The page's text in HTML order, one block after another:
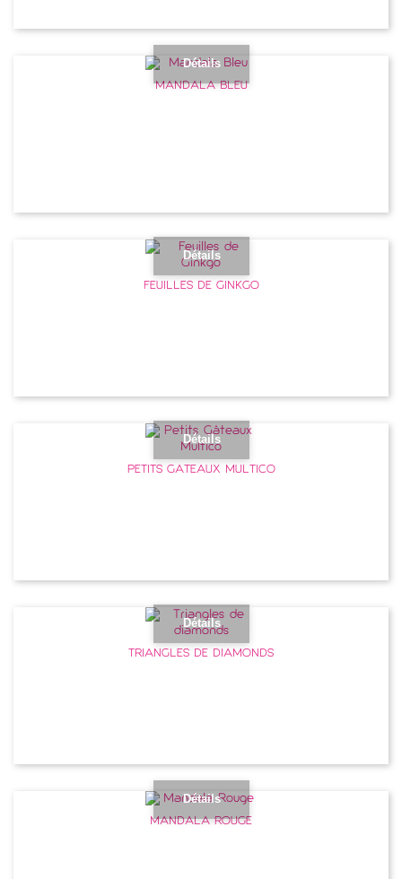
Détails
MANDALA BLEU
Détails
FEUILLES DE GINKGO
Détails
PETITS GÂTEAUX MULTICO
Détails
TRIANGLES DE DIAMONDS
Détails
MANDALA ROUGE